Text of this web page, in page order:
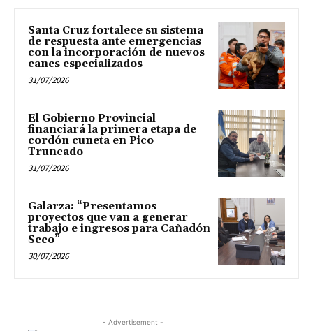
Santa Cruz fortalece su sistema
de respuesta ante emergencias
con la incorporación de nuevos
canes especializados
31/07/2026
El Gobierno Provincial
financiará la primera etapa de
cordón cuneta en Pico
Truncado
31/07/2026
Galarza: “Presentamos
proyectos que van a generar
trabajo e ingresos para Cañadón
Seco”
30/07/2026
- Advertisement -